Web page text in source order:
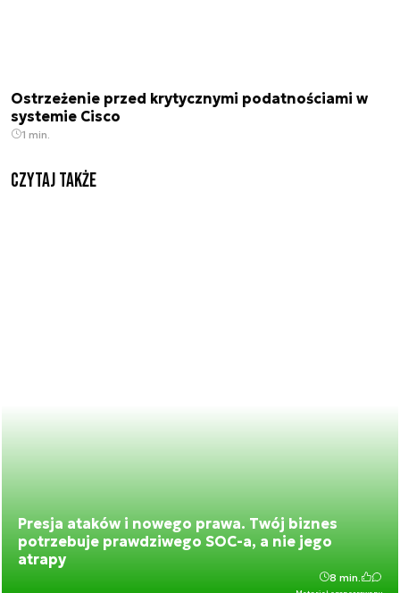
Ostrzeżenie przed krytycznymi podatnościami w
systemie Cisco
1 min.
Czytaj także
Presja ataków i nowego prawa. Twój biznes
potrzebuje prawdziwego SOC-a, a nie jego
atrapy
8 min.